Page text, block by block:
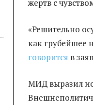
жертв с
«Решительно
как грубейшее
говорится в
МИД выразил